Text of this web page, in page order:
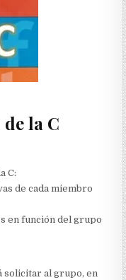
la C
C:
de cada miembro
en función del grupo
solicitar al grupo, en